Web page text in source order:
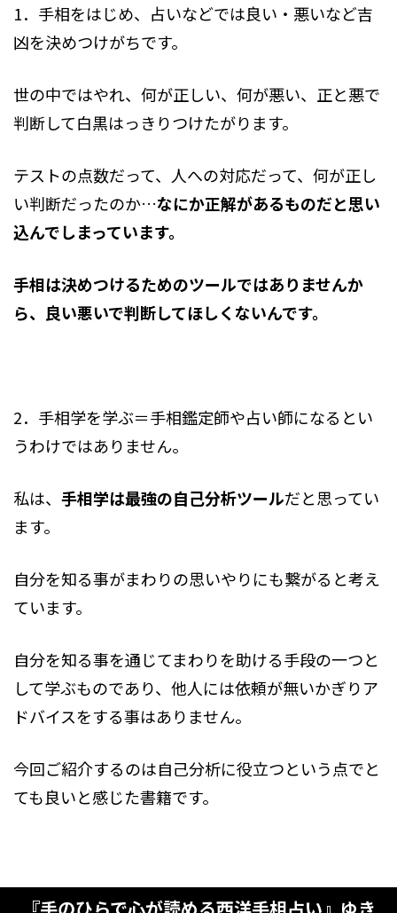
1．手相をはじめ、占いなどでは良い・悪いなど吉
凶を決めつけがちです。
世の中ではやれ、何が正しい、何が悪い、正と悪で
判断して白黒はっきりつけたがります。
テストの点数だって、人への対応だって、何が正し
い判断だったのか…なにか正解があるものだと思い
込んでしまっています。
手相は決めつけるためのツールではありませんか
ら、良い悪いで判断してほしくないんです。
2．手相学を学ぶ＝手相鑑定師や占い師になるとい
うわけではありません。
私は、 手相学は最強の自己分析ツールだと思ってい
ます。
自分を知る事がまわりの思いやりにも繋がると考え
ています。
自分を知る事を通じてまわりを助ける手段の一つと
して学ぶものであり、他人には依頼が無いかぎりア
ドバイスをする事はありません。
今回ご紹介するのは自己分析に役立つという点でと
ても良いと感じた書籍です。